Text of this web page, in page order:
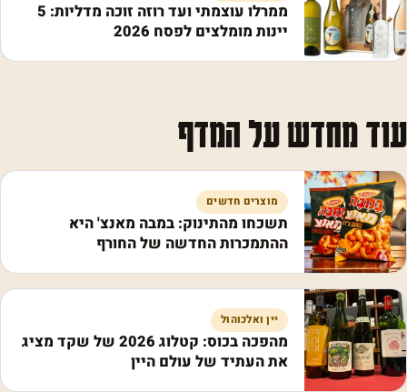
ממרלו עוצמתי ועד רוזה זוכה מדליות: 5
יינות מומלצים לפסח 2026
עוד מחדש על המדף
מוצרים חדשים
תשכחו מהתינוק: במבה מאנצ' היא
ההתמכרות החדשה של החורף
יין ואלכוהול
מהפכה בכוס: קטלוג 2026 של שקד מציג
את העתיד של עולם היין